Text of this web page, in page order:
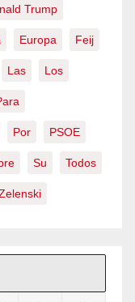
Trump
Europa Feij
Las Los
Por PSOE
Su Todos